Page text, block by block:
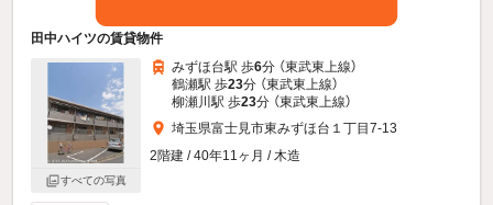
田中ハイツの賃貸物件
すべての写真
みずほ台駅 歩6分 （東武東上線）
鶴瀬駅 歩23分 （東武東上線）
柳瀬川駅 歩23分 （東武東上線）
埼玉県富士見市東みずほ台１丁目7-13
2階建 / 40年11ヶ月 / 木造